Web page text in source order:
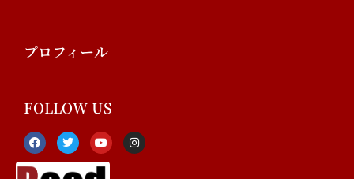
プロフィール
FOLLOW US
F
a
c
e
T
w
i
t
Y
o
u
t
I
n
s